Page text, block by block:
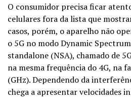
O consumidor precisa ficar
celulares fora da lista que
casos, porém, o aparelho não
o 5G no modo Dynamic
standalone (NSA), chamado de
na mesma frequência do 4G, na
(GHz). Dependendo da
chega a apresentar velocidades